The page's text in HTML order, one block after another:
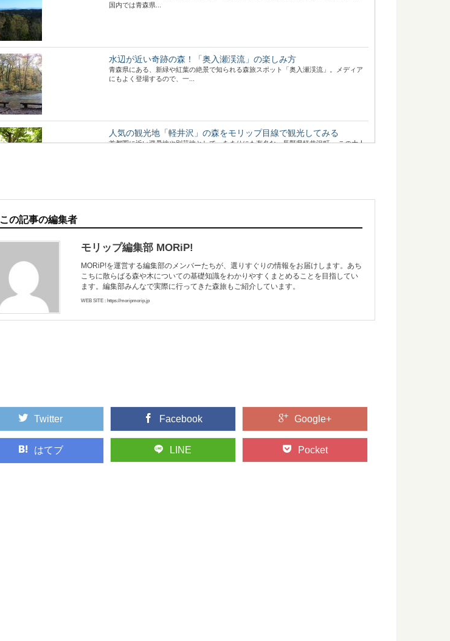
国内では青森県...
水辺が近い奇跡の森！「奥入瀬渓流」の楽しみ方
青森県にある、新緑や紅葉の絶景で知られる森旅スポット「奥入瀬渓流」。メディア
にもよく登場するので、一...
人気の観光地「軽井沢」の森をモリップ目線で観光してみる
首都圏に近い避暑地や別荘地として、あまりにも有名な、長野県軽井沢町。 この大人
聖地に、奥の院（...
森に行くときに気を付けたい、危険な生物たち
ハイキングや散策に、森に出かけるのは気持ちがいいもの。 最近では森林ボランティ
アなどで、森の中...
古くからの林業地として知られる、鳥取県智頭（ちづ）町。 そこで育った杉は「智頭
杉」と呼ばれ、品...
この記事の編集者
モリップ編集部 MORiP!
MORiP!を運営する編集部のメンバーたちが、選りすぐりの情報をお届けします。あち
こちに散らばる森や木についての基礎知識をわかりやすくまとめることを目指してい
ます。編集部みんなで実際に行ってきた森旅もご紹介しています。
WEB SITE : https://moripmorip.jp
Twitter Facebook Google+
はてブ LINE Pocket